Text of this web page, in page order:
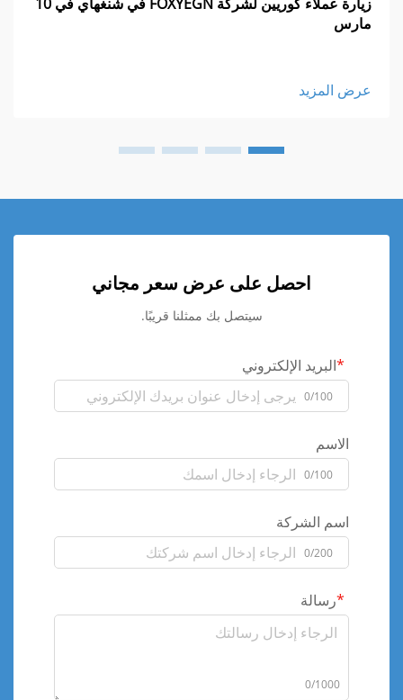
مارس
عرض المزيد
احصل على عرض سعر مجاني
سيتصل بك ممثلنا قريبًا.
البريد الإلكتروني
0/100
الاسم
0/100
اسم الشركة
0/200
رسالة
0/1000